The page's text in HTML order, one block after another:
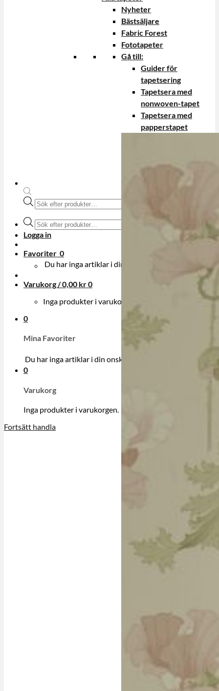
Produktsökning
Produktsökning
Logga in
Favoriter 0
Du har inga artiklar i din onskelista.
Varukorg /0,00 kr0
Inga produkter i varukorgen.
0
Mina Favoriter
Du har inga artiklar i din onskelista.
0
Varukorg
Inga produkter i varukorgen.
Fortsätt handla
Nyheter
Bästsäljare
Fabric Forest
Fototapeter
Gå till:
Guider för
tapetsering
Tapetsera med
nonwoven-tapet
Tapetsera med
papperstapet